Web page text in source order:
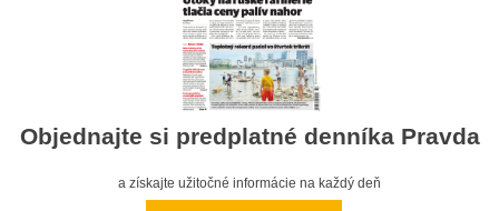
Objednajte si predplatné denníka Pravda
a získajte užitočné informácie na každý deň